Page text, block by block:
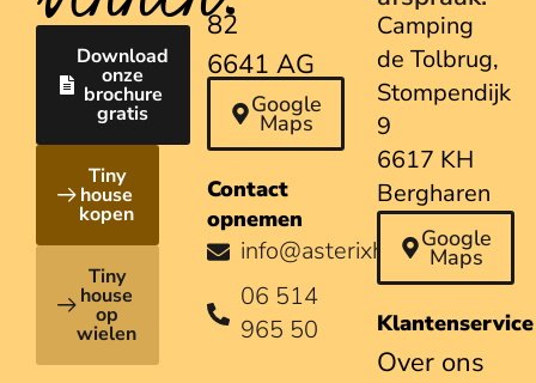
Download
onze
brochure
gratis
Tiny
house
kopen
Tiny
house
op
wielen
82
6641 AG
Beuningen
Google
Maps
Contact
opnemen
info@asterixhouses.nl
06 514
965 50
Camping
de Tolbrug,
Stompendijk
9
6617 KH
Bergharen
Google
Maps
Klantenservice
Over ons